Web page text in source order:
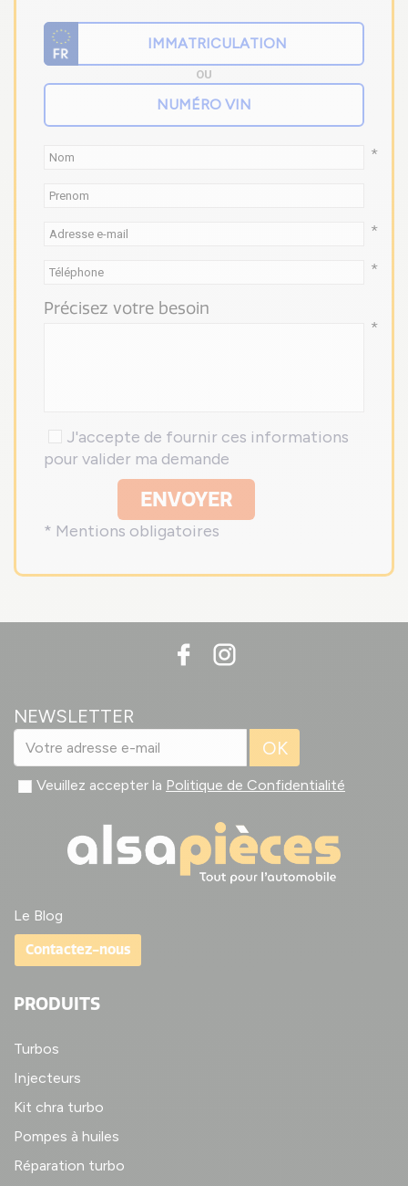
OU
*
*
*
Précisez votre besoin
*
J'accepte de fournir ces informations
pour valider ma demande
ENVOYER
* Mentions obligatoires
NEWSLETTER
OK
Veuillez accepter la Politique de Confidentialité
Le Blog
Contactez-nous
PRODUITS
Turbos
Injecteurs
Kit chra turbo
Pompes à huiles
Réparation turbo